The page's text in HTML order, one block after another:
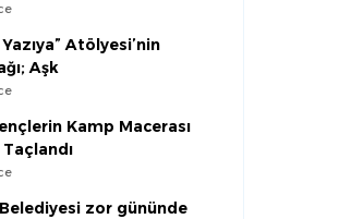
Atölyesi’nin
Aşk
Kamp Macerası
zor gününde